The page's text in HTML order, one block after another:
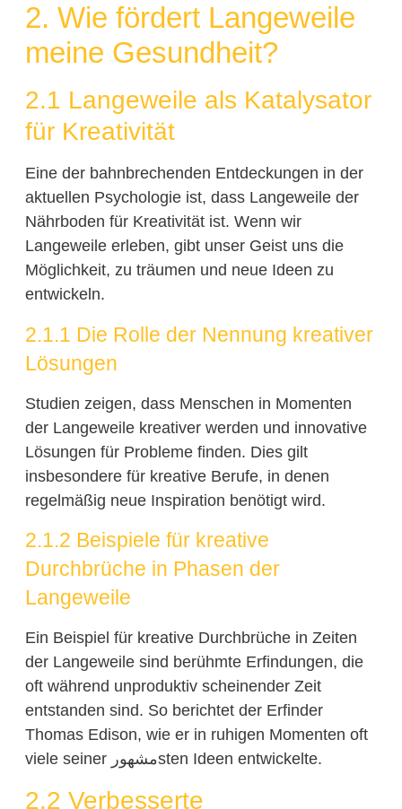
2. Wie fördert Langeweile
meine Gesundheit?
2.1 Langeweile als Katalysator
für Kreativität
Eine der bahnbrechenden Entdeckungen in der
aktuellen Psychologie ist, dass Langeweile der
Nährboden für Kreativität ist. Wenn wir
Langeweile erleben, gibt unser Geist uns die
Möglichkeit, zu träumen und neue Ideen zu
entwickeln.
2.1.1 Die Rolle der Nennung kreativer
Lösungen
Studien zeigen, dass Menschen in Momenten
der Langeweile kreativer werden und innovative
Lösungen für Probleme finden. Dies gilt
insbesondere für kreative Berufe, in denen
regelmäßig neue Inspiration benötigt wird.
2.1.2 Beispiele für kreative
Durchbrüche in Phasen der
Langeweile
Ein Beispiel für kreative Durchbrüche in Zeiten
der Langeweile sind berühmte Erfindungen, die
oft während unproduktiv scheinender Zeit
entstanden sind. So berichtet der Erfinder
Thomas Edison, wie er in ruhigen Momenten oft
viele seiner مشهورsten Ideen entwickelte.
2.2 Verbesserte